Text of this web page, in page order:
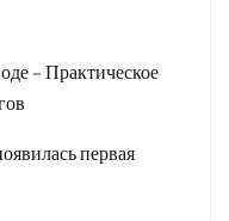
– Практическое
первая